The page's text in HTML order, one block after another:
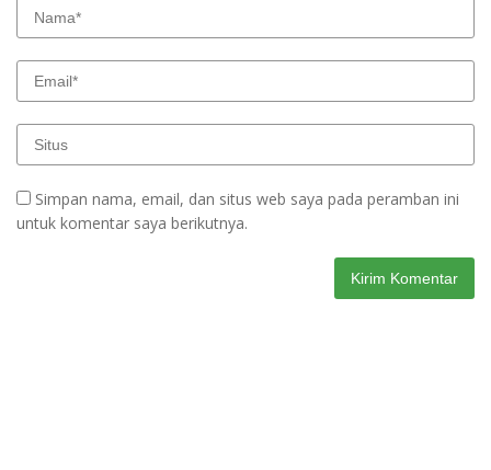
Simpan nama, email, dan situs web saya pada peramban ini
untuk komentar saya berikutnya.